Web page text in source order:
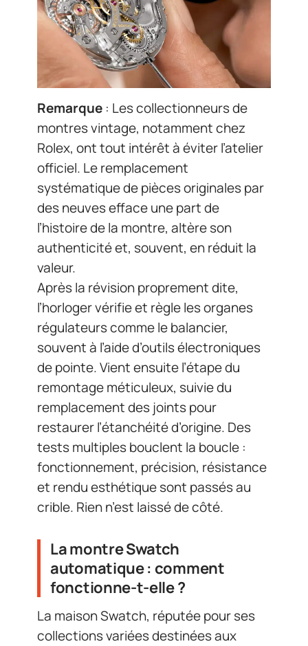
Remarque : Les collectionneurs de
montres vintage, notamment chez
Rolex, ont tout intérêt à éviter l’atelier
officiel. Le remplacement
systématique de pièces originales par
des neuves efface une part de
l’histoire de la montre, altère son
authenticité et, souvent, en réduit la
valeur.
Après la révision proprement dite,
l’horloger vérifie et règle les organes
régulateurs comme le balancier,
souvent à l’aide d’outils électroniques
de pointe. Vient ensuite l’étape du
remontage méticuleux, suivie du
remplacement des joints pour
restaurer l’étanchéité d’origine. Des
tests multiples bouclent la boucle :
fonctionnement, précision, résistance
et rendu esthétique sont passés au
crible. Rien n’est laissé de côté.
La montre Swatch
automatique : comment
fonctionne-t-elle ?
La maison Swatch, réputée pour ses
collections variées destinées aux